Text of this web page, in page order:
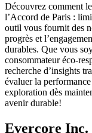
Découvrez comment
l’Accord de Paris :
outil vous fournit des
progrès et
durables. Que vous
consommateur éco-
recherche d’insights
évaluer la
exploration dès
avenir durable!
Evercore Inc.